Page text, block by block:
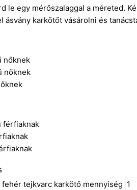
le egy mérőszalaggal a méreted.
karkötőt vásárolni és
nőknek
nőknek
férfiaknak
tejkvarc karkötő mennyiség